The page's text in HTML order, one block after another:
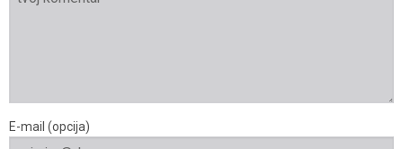
E-mail (opcija)